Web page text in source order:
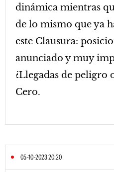
dinámica mientras
de lo mismo que ya
este Clausura:
anunciado y muy
¿Llegadas de peligro
Cero.
05-10-2023 20:20